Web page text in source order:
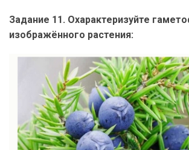
Задание 11. Охарактеризуйте
изображённого растения: